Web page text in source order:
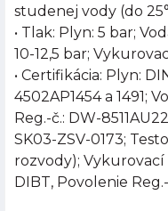
studenej vody (do
• Tlak: Plyn: 5 bar;
10-12,5 bar;
• Certifikácia: Plyn:
4502AP1454 a 1491;
Reg.-č.: DW-
SK03-ZSV-0173;
rozvody);
DIBT, Povolenie